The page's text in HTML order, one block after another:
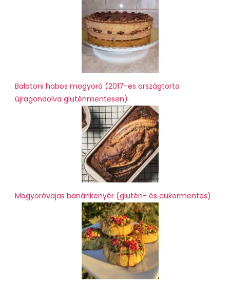
Balatoni habos mogyoró (2017-es országtorta
újragondolva gluténmentesen)
Mogyoróvajas banánkenyér (glutén- és cukormentes)